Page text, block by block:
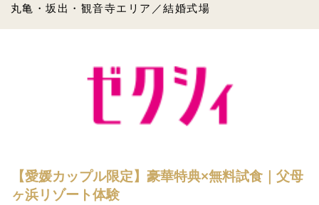
丸亀・坂出・観音寺エリア／結婚式場
【愛媛カップル限定】豪華特典×無料試食｜父母
ヶ浜リゾート体験